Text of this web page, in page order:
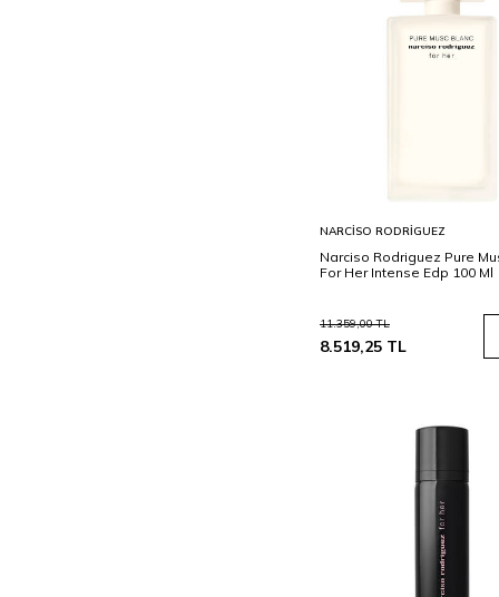
Ekle
NARCISO RODRIGUEZ
Narciso Rodriguez Pure
For Her Intense Edp 100 Ml
11.359,00TL
8.519,25 TL